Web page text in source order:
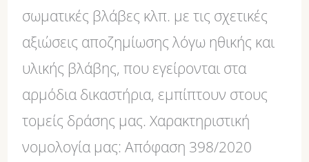
σωματικές βλάβες κλπ. με τις σχετικές
αξιώσεις αποζημίωσης λόγω ηθικής και
υλικής βλάβης, που εγείρονται στα
αρμόδια δικαστήρια, εμπίπτουν στους
τομείς δράσης μας. Χαρακτηριστική
νομολογία μας: Απόφαση 398/2020